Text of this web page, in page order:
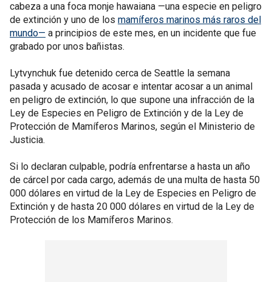
cabeza a una foca monje hawaiana —una especie en peligro
de extinción y uno de los mamíferos marinos más raros del
mundo— a principios de este mes, en un incidente que fue
grabado por unos bañistas.
Lytvynchuk fue detenido cerca de Seattle la semana
pasada y acusado de acosar e intentar acosar a un animal
en peligro de extinción, lo que supone una infracción de la
Ley de Especies en Peligro de Extinción y de la Ley de
Protección de Mamíferos Marinos, según el Ministerio de
Justicia.
Si lo declaran culpable, podría enfrentarse a hasta un año
de cárcel por cada cargo, además de una multa de hasta 50
000 dólares en virtud de la Ley de Especies en Peligro de
Extinción y de hasta 20 000 dólares en virtud de la Ley de
Protección de los Mamíferos Marinos.